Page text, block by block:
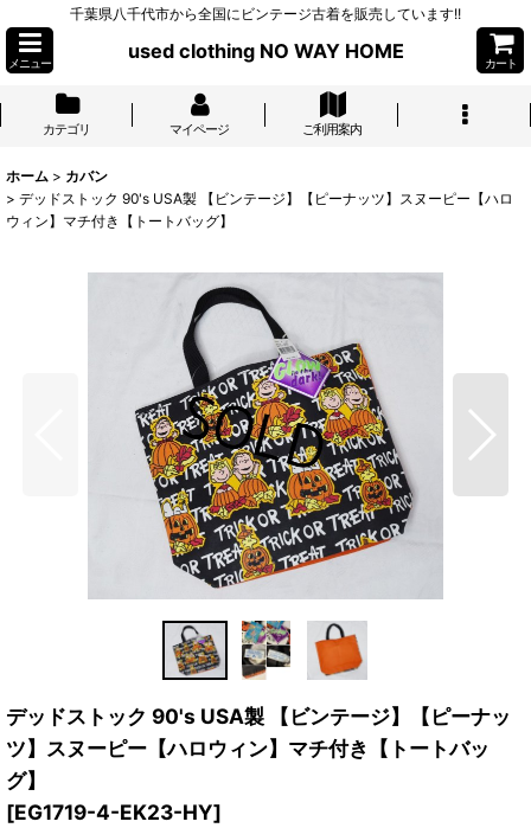
千葉県八千代市から全国にビンテージ古着を販売しています!!
メニュー
used clothing NO WAY HOME
カート
カテゴリ マイページ ご利用案内
ホーム > カバン
> デッドストック 90's USA製 【ビンテージ】【ピーナッツ】スヌーピー【ハロ
ウィン】マチ付き【トートバッグ】
デッドストック 90's USA製 【ビンテージ】【ピーナッ
ツ】スヌーピー【ハロウィン】マチ付き【トートバッ
グ】
[EG1719-4-EK23-HY]